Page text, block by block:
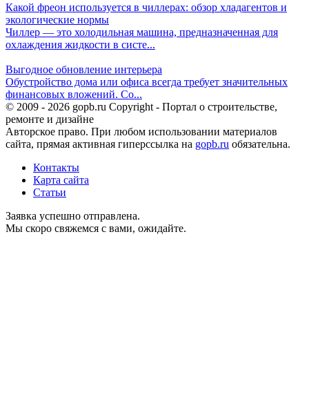
Какой фреон используется в чиллерах: обзор хладагентов и
экологические нормы
Чиллер — это холодильная машина, предназначенная для
охлаждения жидкости в систе...
Выгодное обновление интерьера
Обустройство дома или офиса всегда требует значительных
финансовых вложений. Со...
© 2009 - 2026 gopb.ru Copyright - Портал о строительстве,
ремонте и дизайне
Авторское право. При любом использовании материалов
сайта, прямая активная гиперссылка на gopb.ru обязательна.
Контакты
Карта сайта
Статьи
Заявка успешно отправлена.
Мы скоро свяжемся с вами, ожидайте.